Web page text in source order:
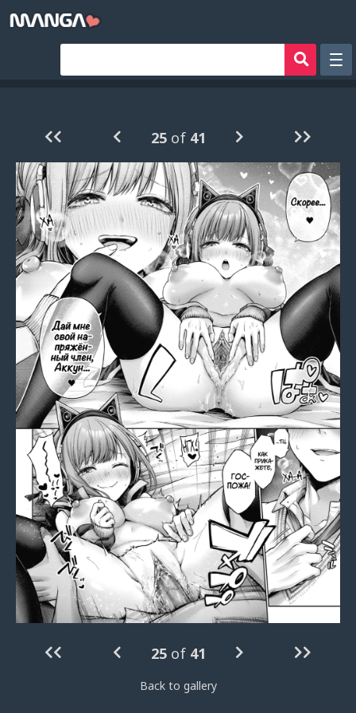
Аниме хентай
Сборники манги
Sign in
Register
25 of 41
25 of 41
Back to gallery